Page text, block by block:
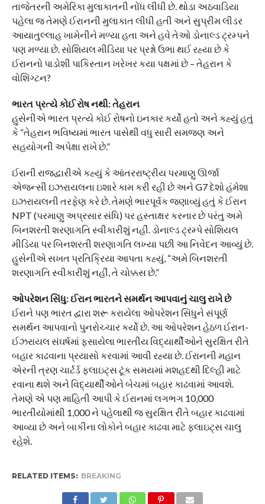
તાજેતરની અમેરિકા મુલાકાતની નોંધ લીધી છે. થોડા અઠવાડિયા
પહેલા જ તેમણે ઈરાનની મુલાકાત લીધી હતી અને સુપ્રીમ લીડર
આયાતુલ્લાહ ખામેનીને મળ્યા હતા અને હવે તેઓ ડોનાલ્ડ ટ્રમ્પને
પણ મળ્યા છે. સોશિયલ મીડિયા પર પ્રશ્નો ઉભા થઈ રહ્યા છે કે
ઈરાનનો પાડોશી પાકિસ્તાન ખરેખર કયા પક્ષમાં છે – તેહરાન કે
વોશિંગ્ટન?
ભારત પ્રત્યે કોઈ રોષ નથી: તેહરાન
હુસેનીએ ભારત પ્રત્યે કોઈ રોષનો ઇનકાર કર્યો હતો અને કહ્યું હતું
કે “તેહરાન ભવિષ્યમાં ભારત પાસેથી વધુ સારી સમજણ અને
સહયોગની અપેક્ષા રાખે છે.”
ઈરાની રાજદ્વારીએ કહ્યું કે આંતરરાષ્ટ્રીય પરમાણુ ઊર્જા
એજન્સી ઇઝરાયલના ઇશારે કામ કરી રહી છે અને G7 દેશો હંમેશા
ઇઝરાયલની તરફેણ કરે છે. તેમણે ભારપૂર્વક જણાવ્યું હતું કે ઈરાન
NPT (પરમાણુ અપ્રસાર સંધિ) પર હસ્તાક્ષર કરનાર છે પરંતુ અમે
બિનશરતી શરણાગતિ સ્વીકારીશું નહીં. ડોનાલ્ડ ટ્રમ્પે સોશિયલ
મીડિયા પર બિનશરતી શરણાગતિ લખ્યા પછી આ નિવેદન આવ્યું છે.
હુસેનીએ સખત પ્રતિક્રિયા આપતા કહ્યું, “અમે બિનશરતી
શરણાગતિ સ્વીકારીશું નહીં, તે ચોક્કસ છે.”
ઓપરેશન સિંધુ: ઈરાન ભારતને સમર્થન આપવાનું ચાલુ રાખે છે
ઈરાને પણ ભારત દ્વારા શરૂ કરાયેલા ઓપરેશન સિંધુને સંપૂર્ણ
સમર્થન આપવાનો પુનરોચ્ચાર કર્યો છે. આ ઓપરેશન હેઠળ ઈરાન-
ઈઝરાયલ સંઘર્ષમાં ફસાયેલા ભારતીય વિદ્યાર્થીઓને સુરક્ષિત રીતે
બહાર કાઢવાના પ્રયાસો કરવામાં આવી રહ્યા છે. ઈરાનની મહાન
એરની ત્રણ ચાર્ટર્ડ ફ્લાઇટ્સ ટૂંક સમયમાં મશહદથી દિલ્હી માટે
રવાના થશે અને વિદ્યાર્થીઓને બેચમાં બહાર કાઢવામાં આવશે.
તેમણે એ પણ માહિતી આપી કે ઈરાનમાં લગભગ 10,000
ભારતીયોમાંથી 1,000 ને પહેલાથી જ સુરક્ષિત રીતે બહાર કાઢવામાં
આવ્યા છે અને બાકીના લોકોને બહાર કાઢવા માટે ફ્લાઇટ્સ ચાલુ
રહેશે.
RELATED ITEMS: BREAKING